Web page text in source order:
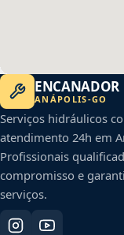
ENCANADOR
ANÁPOLIS-GO
Serviços hidráulicos
atendimento 24h em
Profissionais
compromisso e
serviços.